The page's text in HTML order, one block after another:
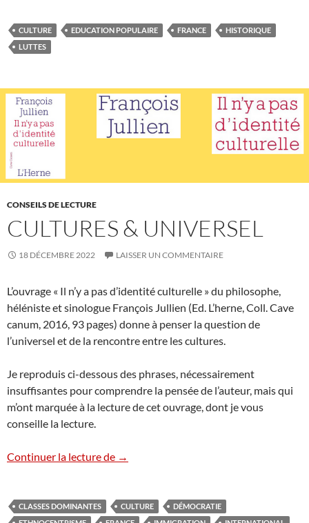
CULTURE EDUCATION POPULAIRE FRANCE
HISTORIQUE
LUTTES
CONSEILS DE LECTURE
CULTURES & UNIVERSEL
18 DÉCEMBRE 2022 LAISSER UN COMMENTAIRE
L’ouvrage « Il n’y a pas d’identité culturelle » du philosophe,
héléniste et sinologue François Jullien (Ed. L’herne, Coll. Cave
canum, 2016, 93 pages) donne à penser la question de
l’universel et de la rencontre entre les cultures.
Je reproduis ci-dessous des phrases, nécessairement
insuffisantes pour comprendre la pensée de l’auteur, mais qui
m’ont marquée à la lecture de cet ouvrage, dont je vous
conseille la lecture.
Continuer la lecture de Cultures & Universel
→
CLASSES DOMINANTES CULTURE
DÉMOCRATIE